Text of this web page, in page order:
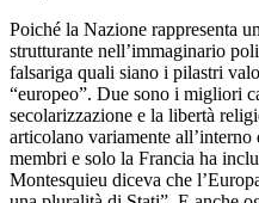
Poiché la Nazione rappresenta
strutturante nell’immaginario
falsariga quali siano i pilastri
“europeo”. Due sono i migliori
secolarizzazione e la libertà
articolano variamente
membri e solo la Francia ha
Montesquieu diceva che